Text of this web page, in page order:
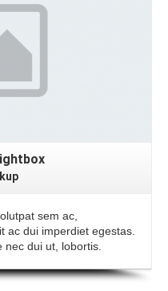
sem ac,
ac dui imperdiet egestas.
nec dui ut, lobortis.